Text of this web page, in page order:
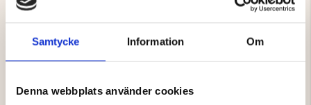
Samtycke Information Om
Denna webbplats använder cookies
Vanten tillhör nivå nummer 3
Nivå 3: När dagarna blir kyligare och vinden är starkare
är denna värmenivå bäst om dina händer inte är vana
från skidåkning, naturupplevelsen till touring.